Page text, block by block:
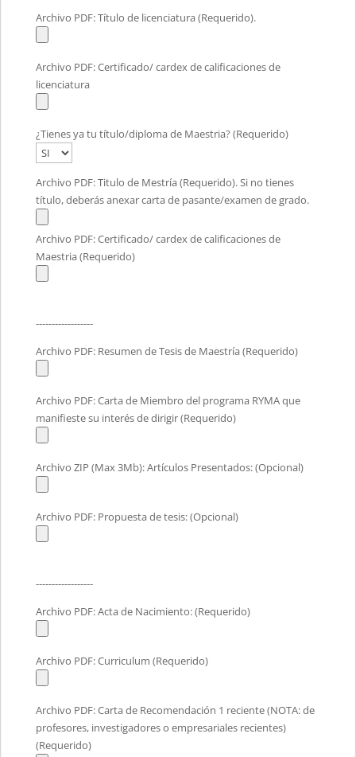
Archivo PDF: Título de licenciatura (Requerido).
Archivo PDF: Certificado/ cardex de calificaciones de
licenciatura
¿Tienes ya tu título/diploma de Maestria? (Requerido)
Archivo PDF: Titulo de Mestría (Requerido). Si no tienes
título, deberás anexar carta de pasante/examen de grado.
Archivo PDF: Certificado/ cardex de calificaciones de
Maestria (Requerido)
------------------
Archivo PDF: Resumen de Tesis de Maestría (Requerido)
Archivo PDF: Carta de Miembro del programa RYMA que
manifieste su interés de dirigir (Requerido)
Archivo ZIP (Max 3Mb): Artículos Presentados: (Opcional)
Archivo PDF: Propuesta de tesis: (Opcional)
------------------
Archivo PDF: Acta de Nacimiento: (Requerido)
Archivo PDF: Curriculum (Requerido)
Archivo PDF: Carta de Recomendación 1 reciente (NOTA: de
profesores, investigadores o empresariales recientes)
(Requerido)